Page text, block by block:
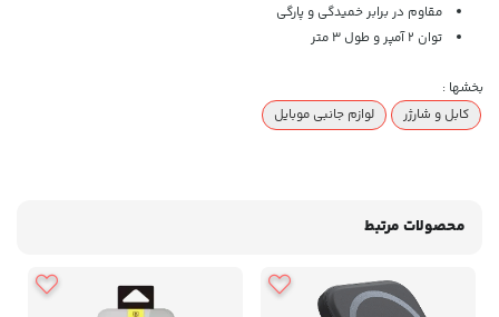
مقاوم در برابر خمیدگی و پارگی
توان 2 آمپر و طول 3 متر
بخشها :
کابل و شارژر
لوازم جانبی موبایل
محصولات مرتبط